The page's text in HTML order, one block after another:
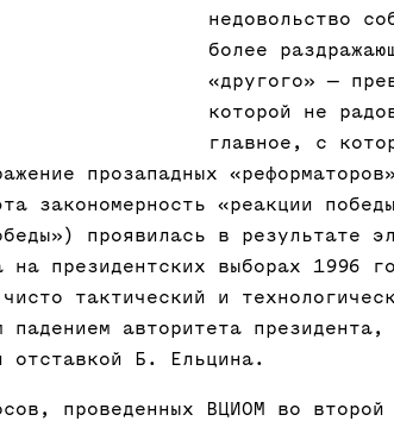
недовольство
более
«другого» —
которой не
главное, с
прозападных
закономерность «реакции
проявилась в результате
на президентских выборах 1996
тактический и
падением авторитета президента,
отставкой Б. Ельцина.
проведенных ВЦИОМ во